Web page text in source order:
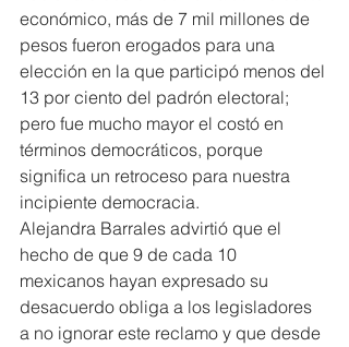
económico, más de 7 mil millones de
pesos fueron erogados para una
elección en la que participó menos del
13 por ciento del padrón electoral;
pero fue mucho mayor el costó en
términos democráticos, porque
significa un retroceso para nuestra
incipiente democracia.
Alejandra Barrales advirtió que el
hecho de que 9 de cada 10
mexicanos hayan expresado su
desacuerdo obliga a los legisladores
a no ignorar este reclamo y que desde